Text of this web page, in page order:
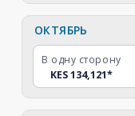
ОКТЯБРЬ
В одну сторону
KES 134,121*